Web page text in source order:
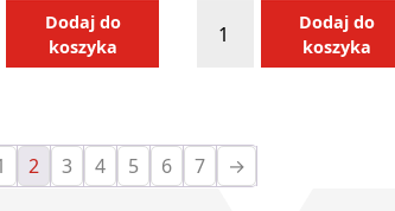
Dodaj do
koszyka
Alternative:
Kołnierz
ortopedyczny
Dodaj do
koszyka
Alternative:
2 3 4 5 6 7 →